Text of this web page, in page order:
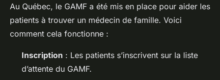
Au Québec, le GAMF a été mis en place pour aider les
patients à trouver un médecin de famille. Voici
comment cela fonctionne :
Inscription : Les patients s’inscrivent sur la liste
d’attente du GAMF.